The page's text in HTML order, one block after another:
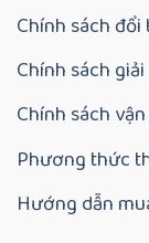
Chính sách
Chính sách
Chính sách
Phương thức
Hướng dẫn